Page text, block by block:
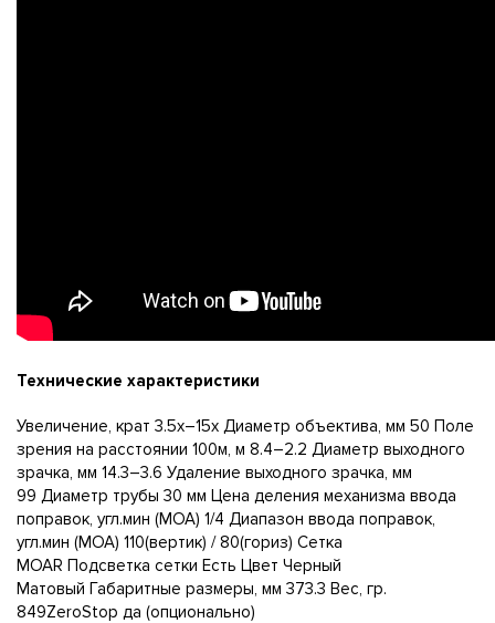
Технические характеристики
Увеличение, крат 3.5x–15x Диаметр объектива, мм 50 Поле
зрения на расстоянии 100м, м 8.4–2.2 Диаметр выходного
зрачка, мм 14.3–3.6 Удаление выходного зрачка, мм
99 Диаметр трубы 30 мм Цена деления механизма ввода
поправок, угл.мин (МОА) 1/4 Диапазон ввода поправок,
угл.мин (МОА) 110(вертик) / 80(гориз) Сетка
MOAR Подсветка сетки Есть Цвет Черный
Матовый Габаритные размеры, мм 373.3 Вес, гр.
849ZeroStop да (опционально)